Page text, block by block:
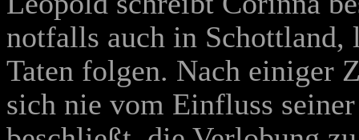
notfalls auch in Schottland,
Taten folgen. Nach einiger
sich nie vom Einfluss